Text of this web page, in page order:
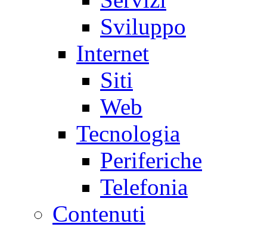
Sviluppo
Internet
Siti
Web
Tecnologia
Periferiche
Telefonia
Contenuti